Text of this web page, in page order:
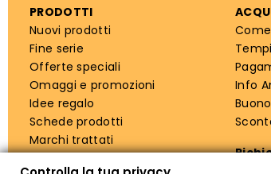
PRODOTTI
Nuovi prodotti
Fine serie
Offerte speciali
Omaggi e promozioni
Idee regalo
Schede prodotti
Marchi trattati
Info